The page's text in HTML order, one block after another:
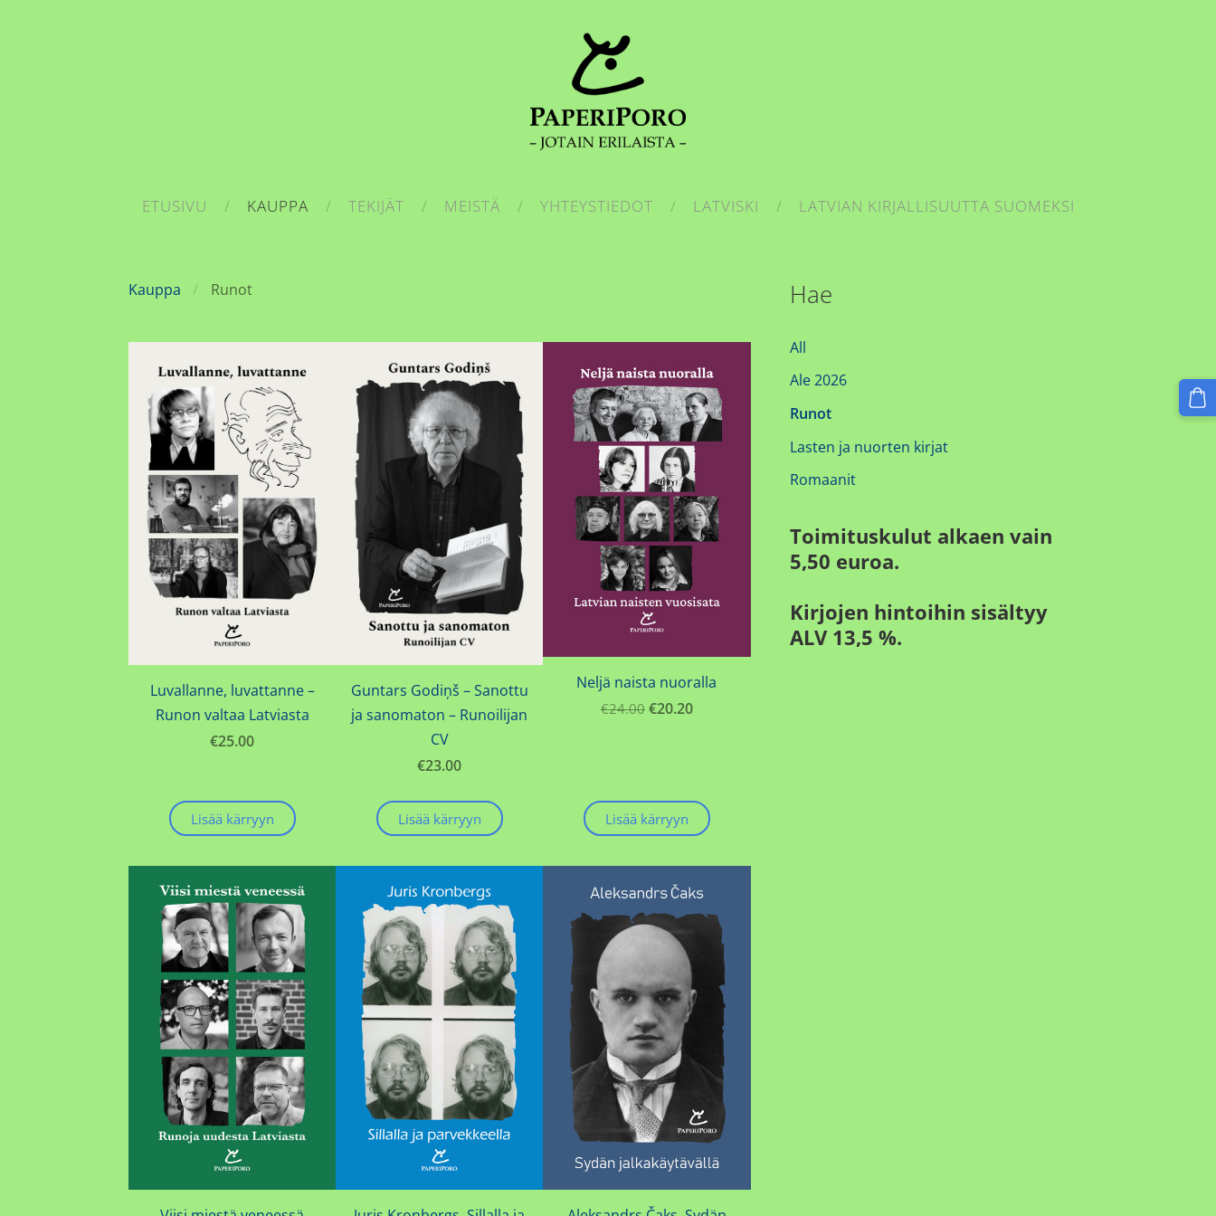
ETUSIVU KAUPPA TEKIJÄT MEISTÄ YHTEYSTIEDOT LATVISKI LATVIAN KIRJALLISUUTTA SUOMEKSI
Hae
All
Ale 2026
Runot
Lasten ja nuorten kirjat
Romaanit
Toimituskulut alkaen vain
5,50 euroa.
Kirjojen hintoihin sisältyy
ALV 13,5 %.
Kauppa Runot
Luvallanne, luvattanne –
Runon valtaa Latviasta
€25.00
Lisää kärryyn
Guntars Godiņš – Sanottu
ja sanomaton – Runoilijan
CV
€23.00
Lisää kärryyn
Neljä naista nuoralla
€24.00 €20.20
Lisää kärryyn